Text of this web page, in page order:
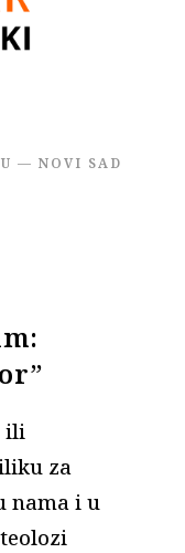
— NOVI SAD
ili
za
nama i u